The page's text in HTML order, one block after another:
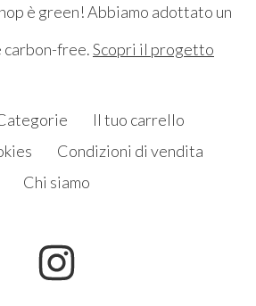
è green! Abbiamo adottato un
carbon-free.Scopri il progetto
Il tuo carrello
Condizioni di vendita
Chi siamo